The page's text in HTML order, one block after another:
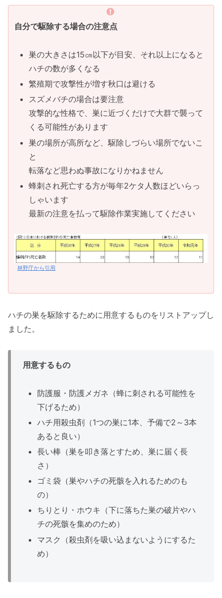
自分で駆除する場合の注意点
巣の大きさは15㎝以下が目安、それ以上になると
ハチの数が多くなる
繁殖期で攻撃性が増す秋口は避ける
スズメバチの場合は要注意
攻撃的な性格で、巣に近づくだけで大群で襲って
くる可能性があります
巣の場所が高所など、駆除しづらい場所でないこ
と
転落など思わぬ事故になりかねません
蜂刺され死亡する方が毎年2ケタ人数ほどいらっ
しゃいます
最新の注意を払って駆除作業実施してください
林野庁から引用
ハチの巣を駆除するために用意するものをリストアップし
ました。
用意するもの
防護服・防護メガネ（蜂に刺される可能性を
下げるため）
ハチ用殺虫剤（1つの巣に1本、予備で2～3本
あると良い）
長い棒（巣を叩き落とすため、巣に届く長
さ）
ゴミ袋（巣やハチの死骸を入れるためのも
の）
ちりとり・ホウキ（下に落ちた巣の破片やハ
チの死骸を集めのため）
マスク（殺虫剤を吸い込まないようにするた
め）